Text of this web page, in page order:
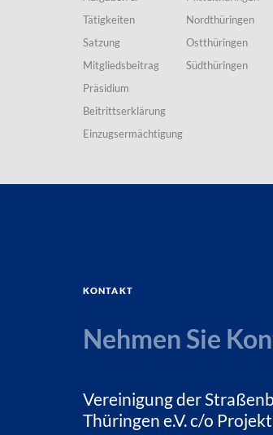
Tätigkeiten
Satzung
Mitgliedsbeitrag
Präsidium
Beitrittserklärung
Einzugsermächtigung
Nordthüringen
Ostthüringen
Südthüringen
Kontakt
Nehmen Sie
Vereinigung der
Thüringen e.V. c/o